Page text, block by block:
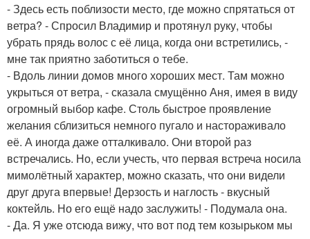
- Здесь есть поблизости место, где можно спрятаться от
ветра? - Спросил Владимир и протянул руку, чтобы
убрать прядь волос с её лица, когда они встретились, -
мне так приятно заботиться о тебе.
- Вдоль линии домов много хороших мест. Там можно
укрыться от ветра, - сказала смущённо Аня, имея в виду
огромный выбор кафе. Столь быстрое проявление
желания сблизиться немного пугало и настораживало
её. А иногда даже отталкивало. Они второй раз
встречались. Но, если учесть, что первая встреча носила
мимолётный характер, можно сказать, что они видели
друг друга впервые! Дерзость и наглость - вкусный
коктейль. Но его ещё надо заслужить! - Подумала она.
- Да. Я уже отсюда вижу, что вот под тем козырьком мы